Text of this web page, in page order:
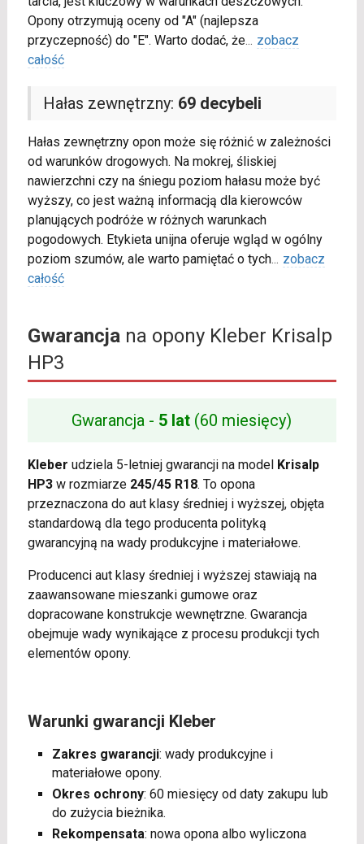
Opony otrzymują oceny od "A" (najlepsza
przyczepność) do "E". Warto dodać, że... zobacz
całość
Hałas zewnętrzny: 69 decybeli
Hałas zewnętrzny opon może się różnić w zależności
od warunków drogowych. Na mokrej, śliskiej
nawierzchni czy na śniegu poziom hałasu może być
wyższy, co jest ważną informacją dla kierowców
planujących podróże w różnych warunkach
pogodowych. Etykieta unijna oferuje wgląd w ogólny
poziom szumów, ale warto pamiętać o tych... zobacz
całość
Gwarancjana opony Kleber Krisalp
HP3
Gwarancja - 5 lat (60 miesięcy)
Kleber udziela 5-letniej gwarancji na model Krisalp
HP3w rozmiarze 245/45 R18. To opona
przeznaczona do aut klasy średniej i wyższej, objęta
standardową dla tego producenta polityką
gwarancyjną na wady produkcyjne i materiałowe.
Producenci aut klasy średniej i wyższej stawiają na
zaawansowane mieszanki gumowe oraz
dopracowane konstrukcje wewnętrzne. Gwarancja
obejmuje wady wynikające z procesu produkcji tych
elementów opony.
Warunki gwarancji Kleber
Zakres gwarancji: wady produkcyjne i
materiałowe opony.
Okres ochrony: 60 miesięcy od daty zakupu lub
do zużycia bieżnika.
Rekompensata: nowa opona albo wyliczona